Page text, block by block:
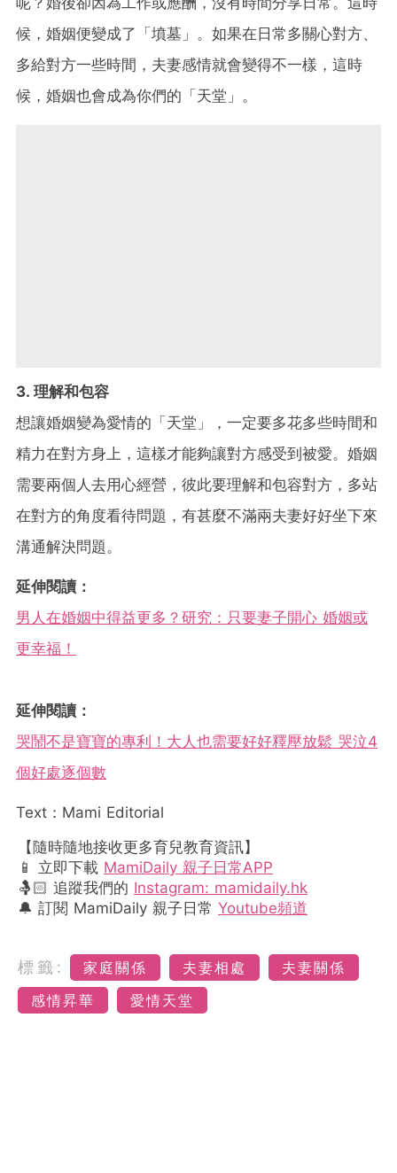
候，婚姻便變成了「墳墓」。如果在日常多關心對方、
多給對方一些時間，夫妻感情就會變得不一樣，這時
候，婚姻也會成為你們的「天堂」。
3. 理解和包容
想讓婚姻變為愛情的「天堂」，一定要多花多些時間和
精力在對方身上，這樣才能夠讓對方感受到被愛。婚姻
需要兩個人去用心經營，彼此要理解和包容對方，多站
在對方的角度看待問題，有甚麼不滿兩夫妻好好坐下來
溝通解決問題。
延伸閱讀：
男人在婚姻中得益更多？研究：只要妻子開心 婚姻或
更幸福！
延伸閱讀：
哭鬧不是寶寶的專利！大人也需要好好釋壓放鬆 哭泣4
個好處逐個數
Text：Mami Editorial
【隨時隨地接收更多育兒教育資訊】
📱 立即下載 MamiDaily 親子日常APP
🤱🏻 追蹤我們的 Instagram: mamidaily.hk
🔔 訂閱 MamiDaily 親子日常 Youtube頻道
標籤: 家庭關係 夫妻相處
夫妻關係
感情昇華
愛情天堂